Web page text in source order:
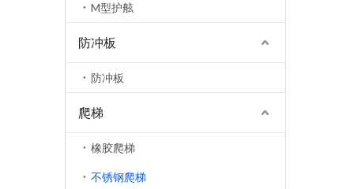
M型护舷
防冲板
防冲板
爬梯
橡胶爬梯
不锈钢爬梯